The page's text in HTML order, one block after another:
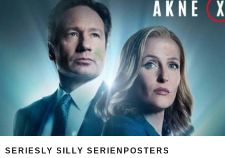
SERIESLY SILLY SERIENPOSTERS